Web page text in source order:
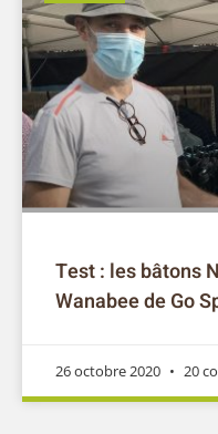
Test : les bâtons
Wanabee de Go
26 octobre 2020 20